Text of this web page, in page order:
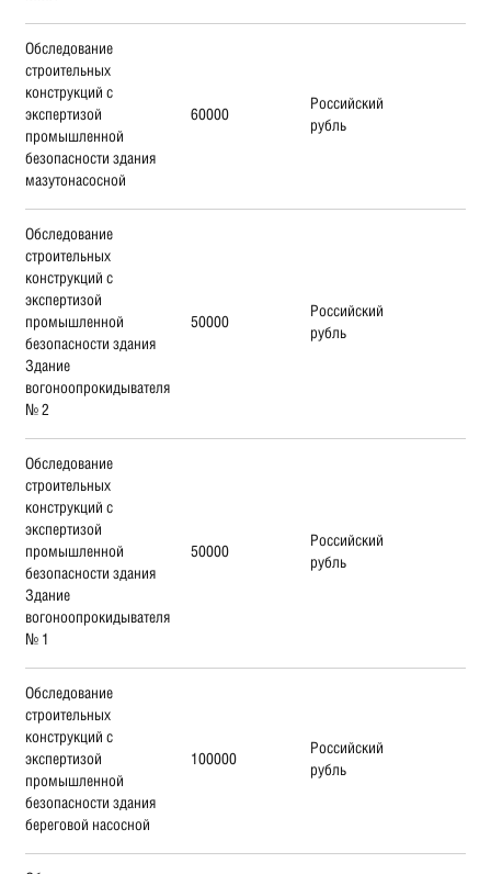
Обследование
строительных
конструкций с
экспертизой
промышленной
безопасности здания
мазутонасосной
60000
Российский
рубль
Обследование
строительных
конструкций с
экспертизой
промышленной
безопасности здания
Здание
вогоноопрокидывателя
№ 2
50000
Российский
рубль
Обследование
строительных
конструкций с
экспертизой
промышленной
безопасности здания
Здание
вогоноопрокидывателя
№ 1
50000
Российский
рубль
Обследование
строительных
конструкций с
экспертизой
промышленной
безопасности здания
береговой насосной
100000
Российский
рубль